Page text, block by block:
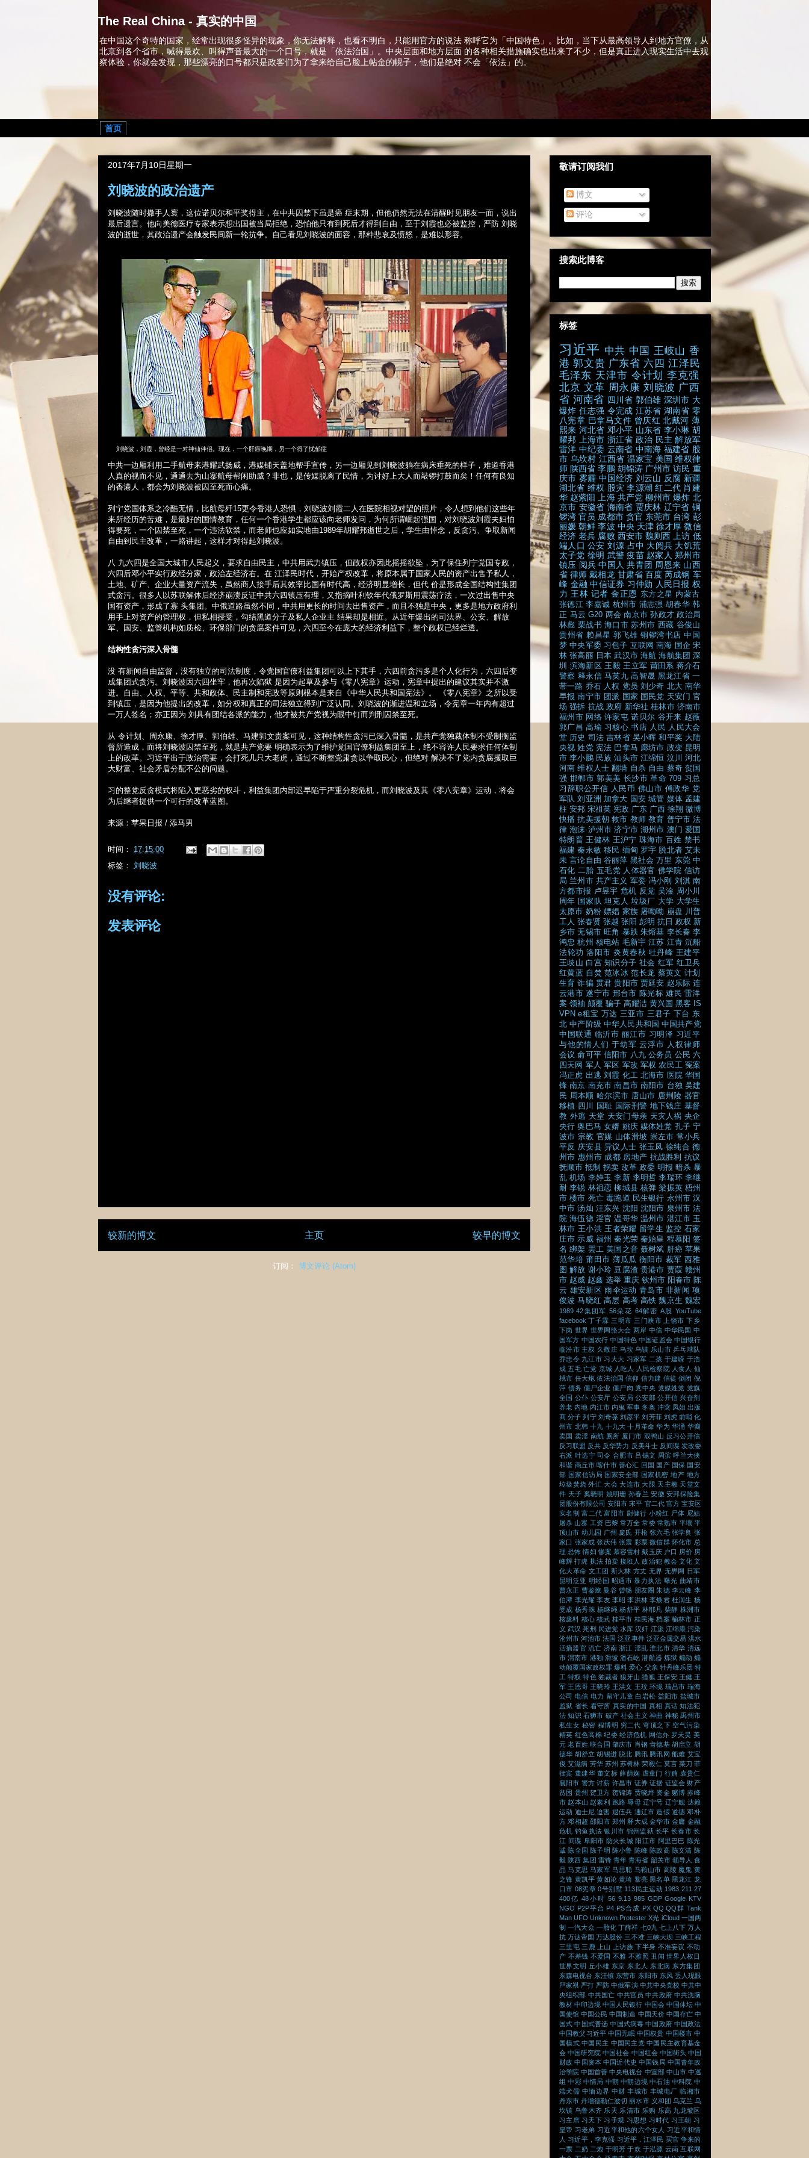
The Real China - 真实的中国
在中国这个奇特的国家，经常出现很多怪异的现象，你无法解释，也看不明白，只能用官方的说法 称呼它为「中国特色」。比如，当下从最高领导人到地方官僚，从
北京到各个省市，喊得最欢、叫得声音最大的一个口号，就是「依法治国」。中央层面和地方层面 的各种相关措施确实也出来了不少，但是真正进入现实生活中去观
察体验，你就会发现，那些漂亮的口号都只是政客们为了拿来给自己脸上帖金的幌子，他们是绝对 不会「依法」的。
首页
2017年7月10日星期一
刘晓波的政治遗产
刘 晓波随时撒手人寰，这位诺贝尔和平奖得主，在中共囚禁下虽是癌 症末期，但他仍然无法在清醒时见朋友一面，说出
最后遗言。他向美德医疗专家表示想出国被当局拒绝，恐怕他只有到死后才得到自由，至于刘霞也必被监控，严防 刘晓
波的逝世，其政治遗产会触发民间新一轮抗争。自己看见刘晓波的面容，那种悲哀及愤怒，是难以形容。
刘晓波，刘霞，曾经是一对神仙伴侣。现在，一个肝癌晚期，另一个得了忧郁症
中共一边厢利用二手航母来港耀武扬威，港媒铺天盖地帮手宣传，另一边厢见到刘晓波躺在病床垂死的样子，难道香港
人真的视而不见，通通去为山寨航母帮闲助威？非也，是传媒脱离了民情，为讨好上大人而敲锣打鼓而矣！任何有良知
的香港人，都会为刘晓波被囚至死而心痛。
列宁党国体系之冷酷无情，比航母歼15更令香港人恐惧，刘晓波刘霞二人在医院相视对望的照片，令人想到他们这些年
来所经历的苦难，是最好的国情教育，任何一个香港学生都应该向老师发问，为何所谓崛起强国，对刘晓波刘霞夫妇怕
得要死，一个囚禁至死，一个违法软禁，而老师也应如实地由1989年胡耀邦逝世之后，学生由悼念，反贪污、争取新闻
自由到民主改革，一路讲起，这样才对得起刘晓波。
八 九六四是全国大城市人民起义，要求自由民主，中共用武力镇压，但政权亦因此摇摇欲坠，为了保住列宁党国专政，
六四后邓小平实行政经分家，政治左经济右。在 江泽民时代，开始产权改革，将原本属于国家人民的资产出售予私人，
土地、矿产、企业大量资产流失，虽然商人接手后其效率比国有时代高，经济明显增长，但代 价是形成全国结构性集团
式贪污。很多人以苏联解体后经济崩溃反证中共六四镇压有理，又指摘叶利钦年代俄罗斯用震荡疗法，一次过出售中央
国有资产，形成了寡 头集团。中俄道路虽然不同，中共用更长的时间去出售资产，而且不独是中央，更多是地方政府利
用手上对资产的管理权，但私相授受，勾结黑道分子及私人企业主 结果却是相近。从近年爆出的司法界、公安、解放
军、国安、监管机构如质检、环保部门的贪腐案件可见，六四至今在庞大的经济利益下，整个政权已经烂透。
结构性贪污深入骨髓
没 有新闻自由监督，没有独立的司法制度，令党国官僚利益集团可以上下其手，六四前贪污多是个人化行为，六四后变
成集团式贪污。刘晓波因六四坐牢，他再次陷狱 是因为起草及参与《零八宪章》运动，宪章中提出的建议其实并不激
进。自由、人权、平等、共和政体、民主制和宪政等原则根本是来自《中华人民共和国宪法》。 《零八宪章》之所以受
到镇压，是因为他提出的改革，如分权和真正的司法独立得到广泛认同。刘晓波的渐进温和立场，令宪章一年内有超过
一万人签名；亦正因为 刘具有团结各派的能力，他才被共产党视为眼中钉而判刑囚禁至死。
从 令计划、周永康、徐才厚、郭伯雄、马建郭文贵案可见，这种结构性贪污已深入骨髓，是共产党独裁体制不受制衡监
督所造成，而将刘晓波囚禁至死，就是共产党要 明确表示为了维护党国官僚利益集团至上，绝不容许人民要求任何体制
上的改革。习近平出于政治需要，会打死几只大老虎，通过不断整党肃贪以争取民心，但绝对 解决不了党内贪腐攫取巨
大财富、社会矛盾分配不公的问题。
习的整党反贪模式将陷入更恶劣的权斗，利益集团内部迟早陷于严重分裂危机，而刘晓波及其《零八宪章》运动，将会
为后继者提供一个可行的改革蓝图。
来源：苹果日报 / 添马男
时间： 17:15:00
标签： 刘晓波
没有评论:
发表评论
较新的博文 较早的博文
主页
订阅： 博文评论 (Atom)
敬请订阅我们
博文
评论
搜索此博客
标签
习近平 中共 中国 王岐山 香
港 郭文贵 广东省 六四 江泽民
毛泽东 天津市 令计划 李克强
北京 文革 周永康 刘晓波 广西
省 河南省 四川省 郭伯雄 深圳市 大
爆炸 任志强 令完成 江苏省 湖南省 零
八宪章 巴拿马文件 曾庆红 北戴河 薄
熙来 河北省 邓小平 山东省 李小琳 胡
耀邦
上海市 浙江省 政治 民主 解放军
雷洋 中纪委 云南省 中南海 福建省 股
市 乌坎村 江西省 温家宝 美国 维权律
师 陕西省 李鹏 胡锦涛 广州市 访民 重
庆市 雾霾 中国经济 刘云山 反腐 新疆
湖北省 维权 股灾 李源潮 红二代 肖建
华 赵紫阳 上海 共产党 柳州市 爆炸 北
京市 安徽省 海南省 贾庆林 辽宁省 铜
锣湾 官员 成都市 贪官 东莞市 台湾 彭
丽媛 朝鲜 李波 中央 天津 徐才厚 微信
经济 老兵 腐败 西安市 魏则西 上访 低
端人口 公安 刘源 占中 大阅兵 大饥荒
太子党 徐明 武警 疫苗 赵家人 郑州市
镇压 阅兵 中国人 共青团 周恩来 山西
省 律师 戴相龙 甘肃省 百度 芮成钢 车
峰 金融 中信证券 习仲勋 人民日报 权
力 王林 记者 金正恩 东方之星 内蒙古
张德江 李嘉诚 杭州市 浦志强 胡春华 韩
正 马云 G20 两会 南京市 孙政才 政治局
林彪 栗战书 海口市 苏州市 西藏 谷俊山
贵州省 赖昌星 郭飞雄 铜锣湾书店 中国
梦 中央军委 习包子 互联网 南海 国企 宋
林 张高丽 日本 武汉市 海航 海航集团 深
圳
滨海新区 王毅 王立军 莆田系 蒋介石
警察 释永信 马英九 高智晟 黑龙江省 一
带一路 乔石 人权 党员 刘少奇 北大 南华
早报 南宁市 团派 国家 国民党 天安门 官
场 强拆 抗战 政府 新华社 桂林市 济南市
福州市 网络 许家屯 诺贝尔 谷开来 赵薇
郭广昌 高瑜 习核心 书店 人民 人民大会
堂 历史 司法 吉林省 吴小晖 和平奖 大陆
央视 姓党 宪法 巴拿马 廊坊市 政变 昆明
市 李小鹏 民族 汕头市 江绵恒 汶川
河北
河南 维权人士 翻墙 自杀 自由 蔡奇 贺国
强 邯郸市 郭美美 长沙市 革命 709 习总
习辞职公开信 人民币 佛山市 傅政华 党
军队 刘亚洲 加拿大 国安 城管 媒体 孟建
柱 安邦 宋祖英 宪政 广东 广西 徐翔 微博
快播 抗美援朝 救市 教师 教育 普宁市 法
律 泡沫 泸州市 济宁市 湖州市 澳门 爱国
特朗普 王健林 王沪宁 珠海市 百姓 禁书
福建 秦永敏 移民 缅甸 罗宇 脱北者 艾未
未 言论自由 谷丽萍 黑社会 万里 东莞 中
石化 二胎 五毛党 人体器官 佛学院 信访
局 兰州市 共产主义 军委 冯小刚 刘淇 南
方都市报 卢昱宇 危机 反党 吴淦 周小川
周年 国家队 坦克人 垃圾厂 大学 大学生
太原市 奶粉 嫖娼 家族 屠呦呦 崩盘 川普
工人 张春贤 张越 张阳 彭明 抗日 政权 新
乡市 无锡市 旺角 暴跌 朱熔基 李长春 李
鸿忠 杭州 核电站 毛新宇 江苏 江青 沉船
法轮功 洛阳市 炎黄春秋 牡丹峰 王建平
王歧山 白宫 知识分子 社会 红军 红卫兵
红黄蓝 自焚 范冰冰 范长龙 蔡英文 计划
生育 诈骗 贯君 贵阳市 贾廷安 赵乐际 连
云港市 遂宁市 邢台市 陈光标 难民 雷洋
案 领袖 颠覆 骗子 高耀洁 黄兴国 黑客
IS
VPN e租宝 万达 三亚市 三君子 下台 东
北 中产阶级 中华人民共和国 中国共产党
中国联通 临沂市 丽江市 习明泽 习近平
与他的情人们 于幼军 云浮市 人权律师
会议 俞可平 信阳市 八九 公务员 公民 六
四天网 军人 军区 军改 军权 农民工 冤案
冯正虎 出逃 刘霞 化工 北海市 医院 华国
锋 南京 南充市 南昌市 南阳市 台独 吴建
民 周本顺 哈尔滨市 唐山市 唐荆陵 器官
移植 四川 国耻 国际刑警 地下钱庄 基督
教 外逃 天堂 天安门母亲 天灾人祸 央企
央行 奥巴马 女婿 姚庆 媒体姓党 孔子 宁
波市 宗教 官媒 山体滑坡 崇左市 常小兵
平反 庆安县 异议人士 张玉凤 徐纯合 德
州市 惠州市 成都 房地产 抗战胜利 抗议
抚顺市 抵制 拐卖 改革 政委 明报 暗杀 暴
乱 机场 李婷玉 李新 李明哲 李瑞环 李继
耐 李锐 林祖恋 柳城县 核弹 梁振英 梧州
市 楼市 死亡 毒跑道 民生银行 永州市 汉
中市 汤灿 汪东兴 沈阳 沈阳市 泉州市 法
院 海伍德 淫官 温哥华 温州市 湛江市 玉
林市 王小洪 王者荣耀 留学生 监控 石家
庄市 示威 福州 秦光荣 秦始皇 程慕阳 签
名 绑架 罢工 美国之音 聂树斌 肝癌 苹果
范华培 莆田市 薄瓜瓜 衡阳市 裁军 西雅
图 解放 谢小玲 豆腐渣 贵港市 贾葭 赣州
市 赵威 赵鑫 选举 重庆 钦州市 阳春市 陈
云 雄安新区 雨伞运动 青岛市 非新闻 项
俊波 马晓红 高层 高考 高铁 魏京生 魏宏
1989 42集团军 56朵花 64解密 A股 YouTube
facebook 丁子霖 三明市 三门峡市 上饶市 下乡
下岗 世界 世界网络大会 两岸 中信 中华民国 中
国军方 中国农行 中国特色 中国证监会 中国银行
临汾市 主权 久敬庄 乌坎 乌镇 乐山市 乒乓球队
乔忠令 九江市 习大大 习家军 二孩 于建嵘 于浩
成 五毛 亡党 京城 人吃人 人民检察院 人食人 仙
桃市 任大炮 依法治国 信仰 信力建 信徒 倒闭 倪
萍 债务 僵尸企业 僵尸肉 党中央 党媒姓党 党旗
全国 公仆 公安厅 公安局 公安部 公开信 兴奋剂
养老 内地 内江市 内鬼 军事 冬奥 冲突 凤姐 出版
商 分子 列宁 刘奇葆 刘彦平 刘芳菲 刘虎 前哨 化
州市 北韩 十九 十九大 十月革命 华为 华涌 华裔
卖国 卖淫 南航 厕所 厦门市 双鸭山 反习公开信
反习联盟 反共 反华势力 反美斗士 反间谍 发改委
右派 叶选宁 司令 合肥市 吕锡文 周滨 呼兰大侠
和谐 商丘市 喀什市 善心汇 回国 国产 国保 国安
部 国家信访局 国家安全部 国家机密 地产 地方
垃圾焚烧 外汇 大会 大连市 大限 天主教 天堂文
件 天子 奚晓明 姚明珊 孙春兰 安徽 安邦保险集
团股份有限公司 安阳市 宋平 官二代 官方 宝安区
实名制 富二代 富阳市 尉健行 小粉红 尸体 尼姑
屠杀 山寨 工资 巴黎 常万全 常委 常熟市 平壤 平
顶山市 幼儿园 广州 庞氏 开枪 张六毛 张学良 张
家口 张家成 张庆伟 张震 彩票 微信群 怀化市 总
理 恐怖 情妇 惨案 慕容雪村 戴玉庆 户口 房价 房
峰辉 打虎 执法 拍卖 接班人 政治犯 教会 文化 文
化大革命 文工团 斯大林 方丈 无界 无界网 日军
昆明泛亚 明经国 昭通市 暴力执法 曝光 曲靖市
曹永正 曹鉴燎 曼谷 曾畅 朋友圈 朱德 李云峰 李
伯潭 李光耀 李友 李昭 李洪林 李焕君 杜润生 杨
受成 杨秀珠 杨继绳 杨舒平 林耶凡 柴静 株洲市
核废料 核心 核武 桂平市 桂民海 档案 榆林市 正
义 武汉 死刑 民进党 水库 汉奸 江派 江绵康 污染
沧州市 河池市 法国 泛亚事件 泛亚金属交易 洪水
活摘器官 流亡 济南 浙江 淫乱 淮北市 清华 清远
市 渭南市 港独 滑坡 潘石屹 潜航器 炼狱 煽动 煽
动颠覆国家政权罪 爆料 爱心 父亲 牡丹峰乐团 特
工 特权 特色 独裁者 狼牙山 猎狐 王保安 王健 王
军 王恩哥 王晓玲 王洪文 王玟 环境 瑞昌市 瑞海
公司 电信 电力 留守儿童 白岩松 益阳市 盐城市
监狱 省长 看守所 真实的中国 真相 真话 知法犯
法 知识 石狮市 破产 社会主义 神曲 神秘 禹州市
私生女 秘密 程博明 穷二代 穹顶之下 空气污染
精英 红色高棉 纪委 经济危机 网信办 罗天昊 美
元 老百姓 联合国 肇庆市 肖钢 肯德基 胡启立 胡
德华 胡舒立 胡锡进 脱北 腾讯 腾讯网 船难 艾宝
俊 艾滋病 芳华 苏州 苏树林 荣毅仁 莫言 菜刀 菲
律宾 董建华 董文标 薛荫娴 虐童门 行贿 袁贵仁
襄阳市 警方 讨薪 许昌市 证券 证据 证监会 财产
贫困 贵州 贺卫方 贺锦涛 贾晓烨 资金 赌博 赤峰
市 赵本山 赵素利 跑路 辱母 辽宁号 辽宁舰 达赖
运动 迪士尼 迫害 退伍兵 通辽市 造假 道德 邓朴
方 邓相超 邵阳市 郑州 释大成 金华市 金庸 金融
危机 钓鱼执法 银川市 锦州监狱 长平 长春市 长
江 间谍 阜阳市 防火长城 阳江市 阿里巴巴 陈光
诚 陈全国 陈子明 陈小鲁 陈峰 陈政高 陈文清 陈
毅 陕西 集团 雷锋 青年 青海省 韶关市 领导人 食
品 马克思 马家军 马思聪 马鞍山市 高陵 魔鬼 黄
之锋 黄凯平 黄如论 黄琦 黎亮 黑名单 黑龙江 龙
口市 08宪章 0号别墅 113民主运动 1983 211 27
400亿 48小时 56 9.13 985 GDP Google KTV
NGO P2P平台 P4 PS合成 PX QQ QQ群 Tank
Man UFO Unknown Protester X光 iCloud 一国两
制 一汽大众 一胎化 丁薛祥 七0九 七上八下 万人
抗 万达帝国 万达股份 三不准 三峡大坝 三峡工程
三里屯 三鹿 上山 上访族 下半身 不准妄议 不动
产 不差钱 不爱国 不雅 不雅照 丑闻 世界人权日
世界文明 丘小雄 东京 东北人 东北病 东方集团
东森电视台 东汪镇 东营市 东阳市 东风 丢人现眼
严家祺 严打 严防 中俄军演 中共中央党校 中共中
央组织部 中共国亡 中共官员 中共政府 中共洗脑
教材 中印边境 中国人民银行 中国会 中国体坛 中
国使馆 中国公民 中国制造 中国天价 中国存亡 中
国式 中国式普选 中国式病毒 中国政府 中国政法
中国教父习近平 中国无眠 中国权贵 中国楼市 中
国模式 中国民主 中国民主党 中国民主教育基金
会 中国研究院 中国社会 中国红会 中国街头 中国
财政 中国资本 中国近代史 中国钱局 中国青年政
治学院 中国首善 中央电视台 中宣部 中山市 中巡
组 中彩 中情局 中朝 中朝边境 中石油 中科院 中
端犬儒 中缅边界 中财 丰城市 丰城电厂 临湘市
丹东市 丹增德勒仁波切 丽水市 义和团 乌克兰 乌
坎镇 乌鲁木齐 乐天 乐清市 乐购 乐高 九龙坡区
习主席 习天下 习子规 习思想 习时代 习王朝 习
皇帝 习老弟 习近平和他的六个女人 习近平和情
人 习近平，李克强 习近平，江泽民 买官 争来的
一票 二奶 二炮 于明芳 于欢 于泓源 云南 互联网